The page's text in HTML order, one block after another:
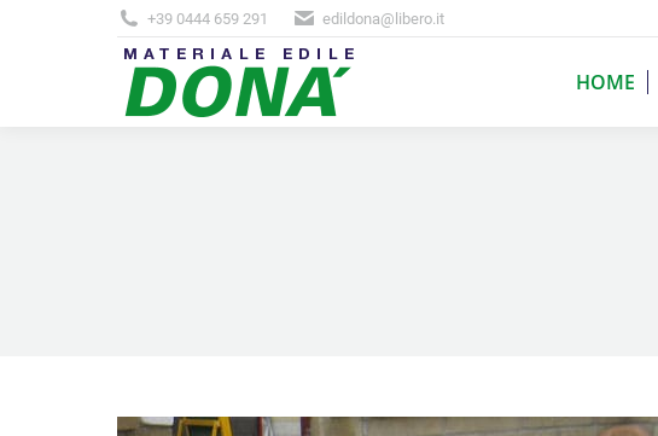
+39 0444 659 291 edildona@libero.it
HOME
HOME